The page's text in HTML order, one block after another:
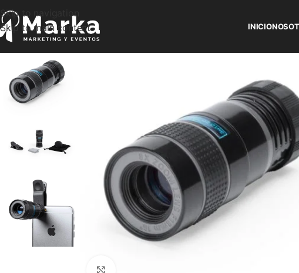
Skip to navigation
Skip to main content
INICIO